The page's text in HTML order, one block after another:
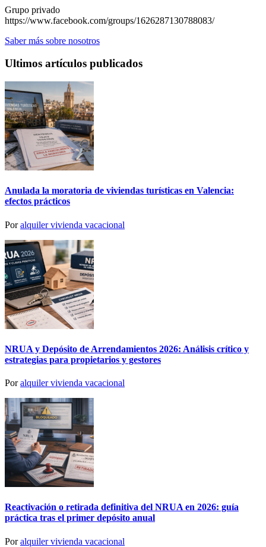
Grupo privado
https://www.facebook.com/groups/1626287130788083/
Saber más sobre nosotros
Ultimos artículos publicados
Anulada la moratoria de viviendas turísticas en Valencia:
efectos prácticos
Poralquiler vivienda vacacional
NRUA y Depósito de Arrendamientos 2026: Análisis crítico y
estrategias para propietarios y gestores
Poralquiler vivienda vacacional
Reactivación o retirada definitiva del NRUA en 2026: guía
práctica tras el primer depósito anual
Poralquiler vivienda vacacional